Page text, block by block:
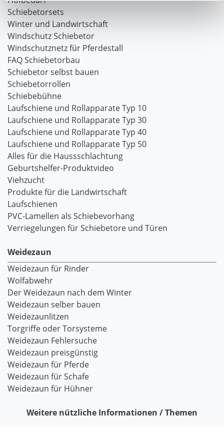
Schiebetorsets
Winter und Landwirtschaft
Windschutz Schiebetor
Windschutznetz für Pferdestall
FAQ Schiebetorbau
Schiebetor selbst bauen
Schiebetorrollen
Schiebebühne
Laufschiene und Rollapparate Typ 10
Laufschiene und Rollapparate Typ 30
Laufschiene und Rollapparate Typ 40
Laufschiene und Rollapparate Typ 50
Alles für die Haussschlachtung
Geburtshelfer-Produktvideo
Viehzucht
Produkte für die Landwirtschaft
Laufschienen
PVC-Lamellen als Schiebevorhang
Verriegelungen für Schiebetore und Türen
Weidezaun
Weidezaun für Rinder
Wolfabwehr
Der Weidezaun nach dem Winter
Weidezaun selber bauen
Weidezaunlitzen
Torgriffe oder Torsysteme
Weidezaun Fehlersuche
Weidezaun preisgünstig
Weidezaun für Pferde
Weidezaun für Schafe
Weidezaun für Hühner
Weitere nützliche Informationen / Themen